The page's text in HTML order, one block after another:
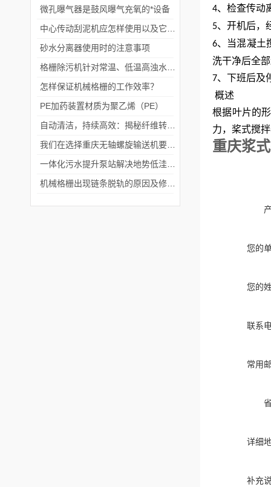
4、检查传动
5、开机后，
6、当混凝土
洗干净后全
7、下班后及
概述
根据叶片的
力，桨式搅
重庆浆
您的
您的
联系
常用
详细
补充
微孔曝气器是鼓风曝气充氧的*设备
砂水分离器使用时的注意事项
怎样保证机械格栅的工作效率？
PE加药装置材质为聚乙烯（PE）